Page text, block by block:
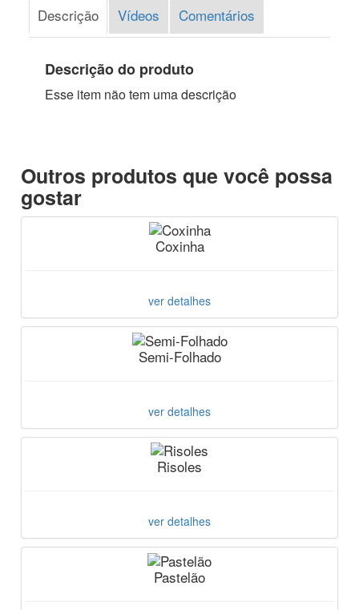
Descrição Vídeos Comentários
Descrição do produto
Esse item não tem uma descrição
Outros produtos que você possa
gostar
Coxinha
ver detalhes
Semi-Folhado
ver detalhes
Risoles
ver detalhes
Pastelão